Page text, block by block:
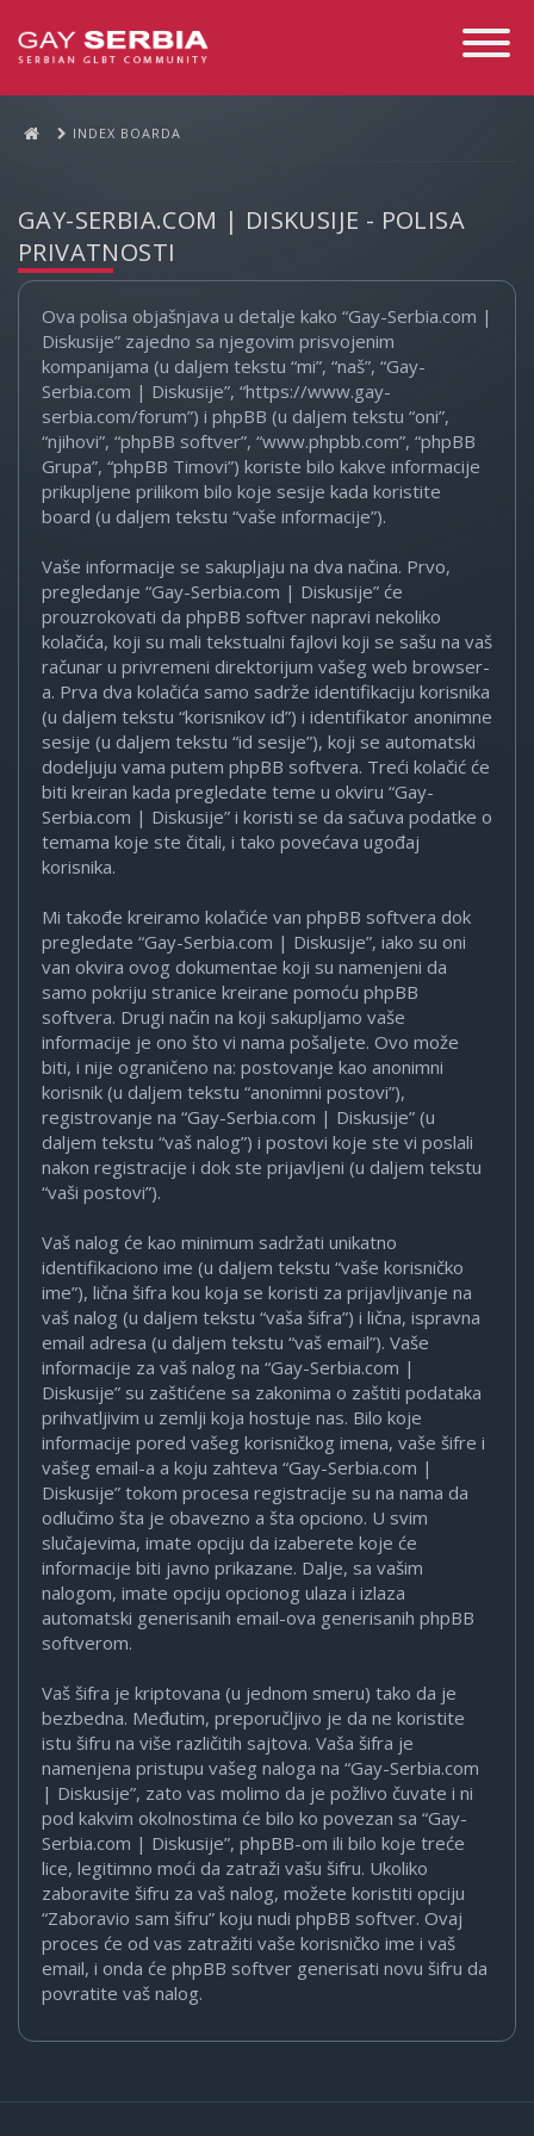
Toggle
INDEX BOARDA
GAY-SERBIA.COM | DISKUSIJE - POLISA
PRIVATNOSTI
Ova polisa objašnjava u detalje kako “Gay-Serbia.com |
Diskusije” zajedno sa njegovim prisvojenim
kompanijama (u daljem tekstu “mi”, “naš”, “Gay-
Serbia.com | Diskusije”, “https://www.gay-
serbia.com/forum”) i phpBB (u daljem tekstu “oni”,
“njihovi”, “phpBB softver”, “www.phpbb.com”, “phpBB
Grupa”, “phpBB Timovi”) koriste bilo kakve informacije
prikupljene prilikom bilo koje sesije kada koristite
board (u daljem tekstu “vaše informacije”).
Vaše informacije se sakupljaju na dva načina. Prvo,
pregledanje “Gay-Serbia.com | Diskusije” će
prouzrokovati da phpBB softver napravi nekoliko
kolačića, koji su mali tekstualni fajlovi koji se sašu na vaš
računar u privremeni direktorijum vašeg web browser-
a. Prva dva kolačića samo sadrže identifikaciju korisnika
(u daljem tekstu “korisnikov id”) i identifikator anonimne
sesije (u daljem tekstu “id sesije”), koji se automatski
dodeljuju vama putem phpBB softvera. Treći kolačić će
biti kreiran kada pregledate teme u okviru “Gay-
Serbia.com | Diskusije” i koristi se da sačuva podatke o
temama koje ste čitali, i tako povećava ugođaj
korisnika.
Mi takođe kreiramo kolačiće van phpBB softvera dok
pregledate “Gay-Serbia.com | Diskusije”, iako su oni
van okvira ovog dokumentae koji su namenjeni da
samo pokriju stranice kreirane pomoću phpBB
softvera. Drugi način na koji sakupljamo vaše
informacije je ono što vi nama pošaljete. Ovo može
biti, i nije ograničeno na: postovanje kao anonimni
korisnik (u daljem tekstu “anonimni postovi”),
registrovanje na “Gay-Serbia.com | Diskusije” (u
daljem tekstu “vaš nalog”) i postovi koje ste vi poslali
nakon registracije i dok ste prijavljeni (u daljem tekstu
“vaši postovi”).
Vaš nalog će kao minimum sadržati unikatno
identifikaciono ime (u daljem tekstu “vaše korisničko
ime”), lična šifra kou koja se koristi za prijavljivanje na
vaš nalog (u daljem tekstu “vaša šifra”) i lična, ispravna
email adresa (u daljem tekstu “vaš email”). Vaše
informacije za vaš nalog na “Gay-Serbia.com |
Diskusije” su zaštićene sa zakonima o zaštiti podataka
prihvatljivim u zemlji koja hostuje nas. Bilo koje
informacije pored vašeg korisničkog imena, vaše šifre i
vašeg email-a a koju zahteva “Gay-Serbia.com |
Diskusije” tokom procesa registracije su na nama da
odlučimo šta je obavezno a šta opciono. U svim
slučajevima, imate opciju da izaberete koje će
informacije biti javno prikazane. Dalje, sa vašim
nalogom, imate opciju opcionog ulaza i izlaza
automatski generisanih email-ova generisanih phpBB
softverom.
Vaš šifra je kriptovana (u jednom smeru) tako da je
bezbedna. Međutim, preporučljivo je da ne koristite
istu šifru na više različitih sajtova. Vaša šifra je
namenjena pristupu vašeg naloga na “Gay-Serbia.com
| Diskusije”, zato vas molimo da je požlivo čuvate i ni
pod kakvim okolnostima će bilo ko povezan sa “Gay-
Serbia.com | Diskusije”, phpBB-om ili bilo koje treće
lice, legitimno moći da zatraži vašu šifru. Ukoliko
zaboravite šifru za vaš nalog, možete koristiti opciju
“Zaboravio sam šifru” koju nudi phpBB softver. Ovaj
proces će od vas zatražiti vaše korisničko ime i vaš
email, i onda će phpBB softver generisati novu šifru da
povratite vaš nalog.